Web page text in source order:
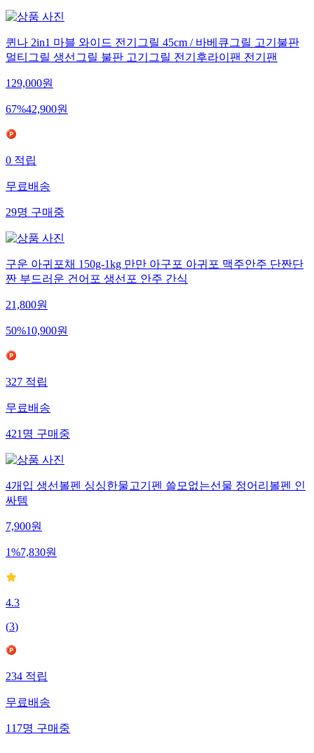
퀸나 2in1 마블 와이드 전기그릴 45cm / 바베큐그릴 고기불판
멀티그릴 생선그릴 불판 고기그릴 전기후라이팬 전기팬
129,000원
67%42,900원
0적립
무료배송
29명구매중
구운 아귀포채 150g-1kg 만만 아구포 아귀포 맥주안주 단짠단
짠 부드러운 건어포 생선포 안주 간식
21,800원
50%10,900원
327적립
무료배송
421명구매중
4개입 생선볼펜 싱싱한물고기펜 쓸모없는선물 정어리볼펜 인
싸템
7,900원
1%7,830원
4.3
(3)
234적립
무료배송
117명구매중